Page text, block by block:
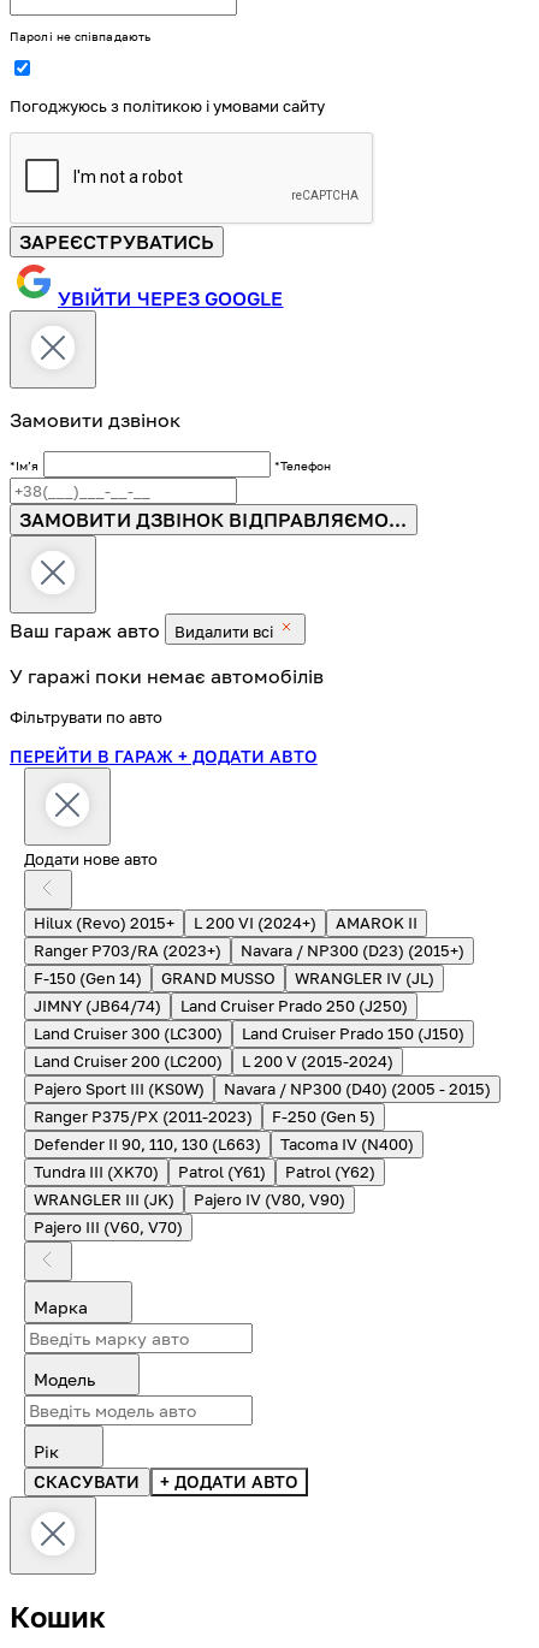
Паролі не співпадають
Погоджуюсь з політикою і умовами сайту
ЗАРЕЄСТРУВАТИСЬ
УВІЙТИ ЧЕРЕЗ GOOGLE
Замовити дзвінок
*Імʼя *Телефон
ЗАМОВИТИ ДЗВІНОК ВІДПРАВЛЯЄМО...
Ваш гараж авто Видалити всі
У гаражі поки немає автомобілів
Фільтрувати по авто
ПЕРЕЙТИ В ГАРАЖ + ДОДАТИ АВТО
Додати нове авто
Hilux (Revo) 2015+ L 200 VI (2024+)
AMAROK II
Ranger P703/RA (2023+)
Navara / NP300 (D23) (2015+)
F-150 (Gen 14)
GRAND MUSSO
WRANGLER IV (JL)
JIMNY (JB64/74)
Land Cruiser Prado 250 (J250)
Land Cruiser 300 (LC300)
Land Cruiser Prado 150 (J150)
Land Cruiser 200 (LC200)
L 200 V (2015-2024)
Pajero Sport III (KS0W)
Navara / NP300 (D40) (2005 - 2015)
Ranger P375/PX (2011-2023)
F-250 (Gen 5)
Defender II 90, 110, 130 (L663)
Tacoma IV (N400)
Tundra III (XK70)
Patrol (Y61)
Patrol (Y62)
WRANGLER III (JK)
Pajero IV (V80, V90)
Pajero III (V60, V70)
Марка
Модель
Рік
СКАСУВАТИ
+ ДОДАТИ АВТО
Кошик